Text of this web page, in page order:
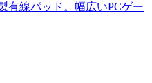
有線パッド。幅広いPCゲー